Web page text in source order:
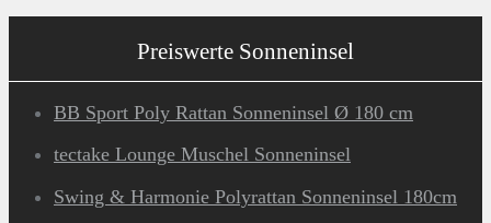
Preiswerte Sonneninsel
BB Sport Poly Rattan Sonneninsel Ø 180 cm
tectake Lounge Muschel Sonneninsel
Swing & Harmonie Polyrattan Sonneninsel 180cm